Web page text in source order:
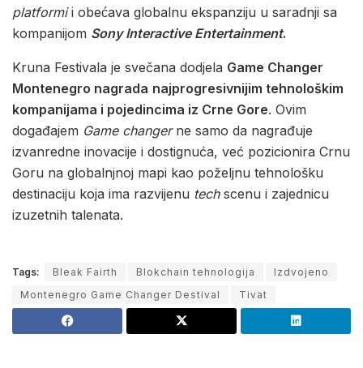
platformii obećava globalnu ekspanziju u saradnji sa
kompanijom Sony Interactive Entertainment.
Kruna Festivala je svečana dodjela Game Changer
Montenegro nagrada najprogresivnijim tehnološkim
kompanijama i pojedincima iz Crne Gore. Ovim
događajem Game changerne samo da nagrađuje
izvanredne inovacije i dostignuća, već pozicionira Crnu
Goru na globalnjnoj mapi kao poželjnu tehnološku
destinaciju koja ima razvijenu techscenu i zajednicu
izuzetnih talenata.
Tags: Bleak Fairth Blokchain tehnologija
Izdvojeno
Montenegro Game Changer Destival
Tivat